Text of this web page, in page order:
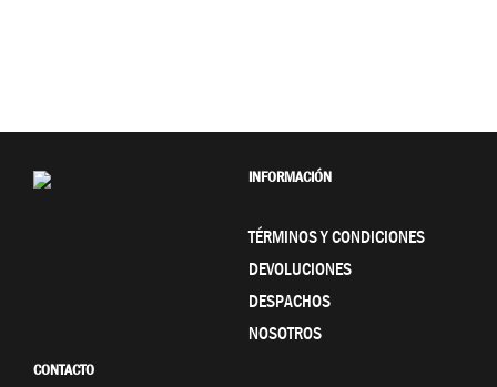
INFORMACIÓN
TÉRMINOS Y CONDICIONES
DEVOLUCIONES
DESPACHOS
NOSOTROS
CONTACTO